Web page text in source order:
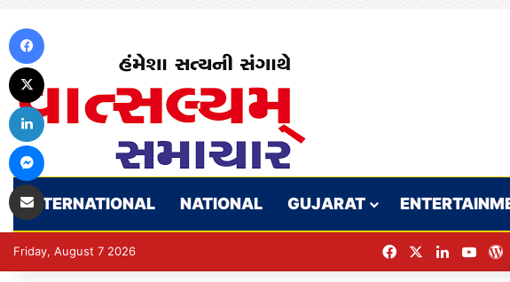
INTERNATIONAL NATIONAL GUJARAT
Friday, August 7 2026 FacebookLinkedIn
LinkedIn